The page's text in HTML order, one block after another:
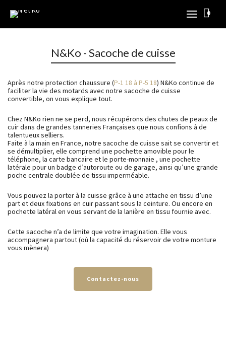
0
N&Ko - Sacoche de cuisse
Après notre protection chaussure (P-1 18 à P-5 18) N&Ko continue de
faciliter la vie des motards avec notre sacoche de cuisse
convertible, on vous explique tout.
Chez N&Ko rien ne se perd, nous récupérons des chutes de peaux de
cuir dans de grandes tanneries Françaises que nous confions à de
talentueux selliers.
Faite à la main en France, notre sacoche de cuisse sait se convertir et
se démultiplier, elle comprend une pochette amovible pour le
téléphone, la carte bancaire et le porte-monnaie , une pochette
latérale pour un badge d’autoroute ou de garage, ainsi qu’une grande
poche centrale doublée de tissu imperméable.
Vous pouvez la porter à la cuisse grâce à une attache en tissu d’une
part et deux fixations en cuir passant sous la ceinture. Ou encore en
pochette latéral en vous servant de la lanière en tissu fournie avec.
Cette sacoche n’a de limite que votre imagination. Elle vous
accompagnera partout (où la capacité du réservoir de votre monture
vous mènera)
Contactez-nous